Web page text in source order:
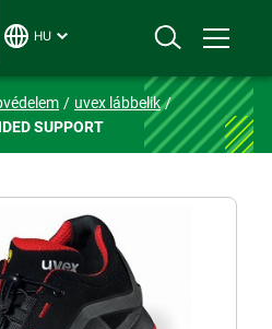
HU
uvex lábbelik
SUPPORT